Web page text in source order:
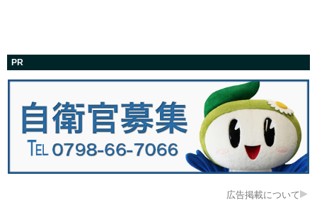
PR
広告掲載について